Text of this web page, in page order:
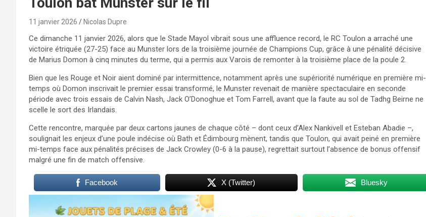
11 janvier 2026 Nicolas Dupre
Ce dimanche 11 janvier 2026, alors que le Stade Mayol vibrait sous une affluence record, le RC Toulon a arraché une
victoire étriquée (27-25) face au Munster lors de la troisième journée de Champions Cup, grâce à une pénalité décisive
de Marius Domon à cinq minutes du terme, qui a permis aux Varois de remonter à la troisième place de la poule 2.
Bien que les Rouge et Noir aient dominé par intermittence, notamment après une supériorité numérique en première mi-
temps où Domon inscrivait le premier essai transformé, le Munster revenait de manière spectaculaire en seconde
période avec trois essais de Calvin Nash, Jack O’Donoghue et Tom Farrell, avant que la faute au sol de Tadhg Beirne ne
scelle le sort des Irlandais.
Cette rencontre, marquée par deux cartons jaunes de chaque côté – dont ceux d’Alex Nankivell et Esteban Abadie –,
soulignait les enjeux d’une poule indécise où Bath et Édimbourg mènent, tandis que Toulon, qui avait peiné en première
mi-temps face aux pénalités précises de Jack Crowley (0-6 à la pause), regrettait surtout l’absence de bonus offensif
malgré une fin de match offensive.​
Facebook X (Twitter) Bluesky